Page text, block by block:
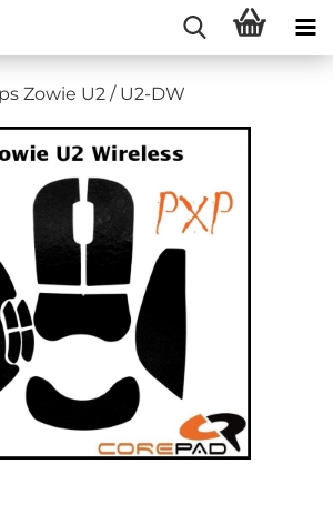
Zowie U2 / U2-DW